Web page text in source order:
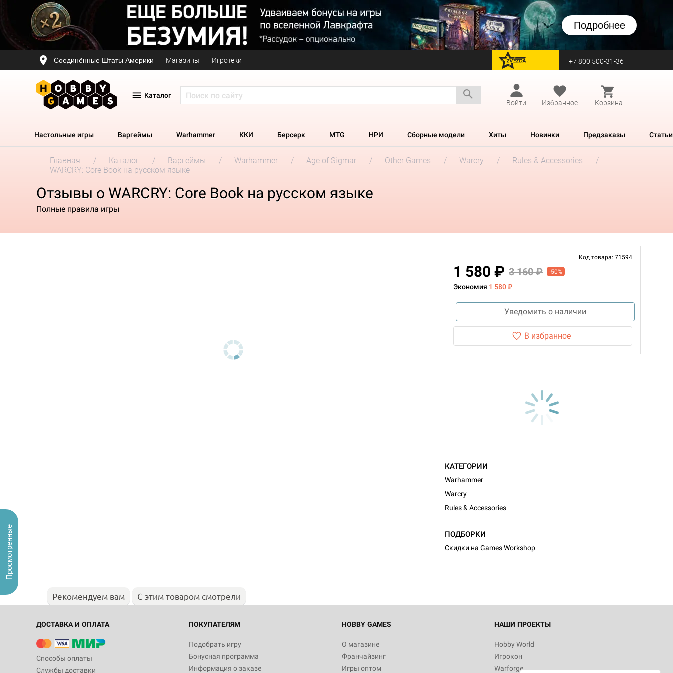
Подробнее
Соединённые Штаты Америки Магазины Игротеки перейти на Zvezda +7 800 500-31-36
Каталог
Войти
Избранное Корзина
Настольные игры Варгеймы Warhammer ККИ Берсерк MTG НРИ Сборные модели Хиты Новинки Предзаказы Статьи
Главная Каталог Варгеймы Warhammer Age of Sigmar Other Games Warcry
Rules & Accessories
WARCRY: Core Book на русском языке
Отзывы о WARCRY: Core Book на русском языке
Полные правила игры
Код товара: 71594
1 580 ₽ 3 160 ₽ -50%
Экономия 1 580 ₽
Уведомить о наличии
В избранное
КАТЕГОРИИ
Warhammer
Warcry
Rules & Accessories
ПОДБОРКИ
Скидки на Games Workshop
Рекомендуем вам С этим товаром смотрели
ДОСТАВКА И ОПЛАТА
Способы оплаты
Службы доставки
ПОКУПАТЕЛЯМ
Подобрать игру
Бонусная программа
Информация о заказе
HOBBY GAMES
О магазине
Франчайзинг
Игры оптом
НАШИ ПРОЕКТЫ
Hobby World
Игрокон
Warforge
Просмотренные
Настольная игра Hobby World Журнал
"Мир фантастики. Спецвыпуск: Братья
империи: Боевая тревога
799
Настольная игра Hobby World Сумерки